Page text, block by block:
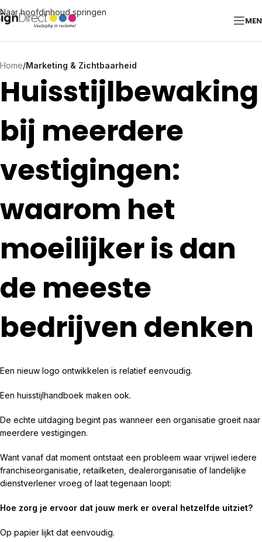
Naar hoofdinhoud springen
Home/Marketing & Zichtbaarheid
Huisstijlbewaking
bij meerdere
vestigingen:
waarom het
moeilijker is dan
de meeste
bedrijven denken
Een nieuw logo ontwikkelen is relatief eenvoudig.
Een huisstijlhandboek maken ook.
De echte uitdaging begint pas wanneer een organisatie groeit naar
meerdere vestigingen.
Want vanaf dat moment ontstaat een probleem waar vrijwel iedere
franchiseorganisatie, retailketen, dealerorganisatie of landelijke
dienstverlener vroeg of laat tegenaan loopt:
Hoe zorg je ervoor dat jouw merk er overal hetzelfde uitziet?
Op papier lijkt dat eenvoudig.